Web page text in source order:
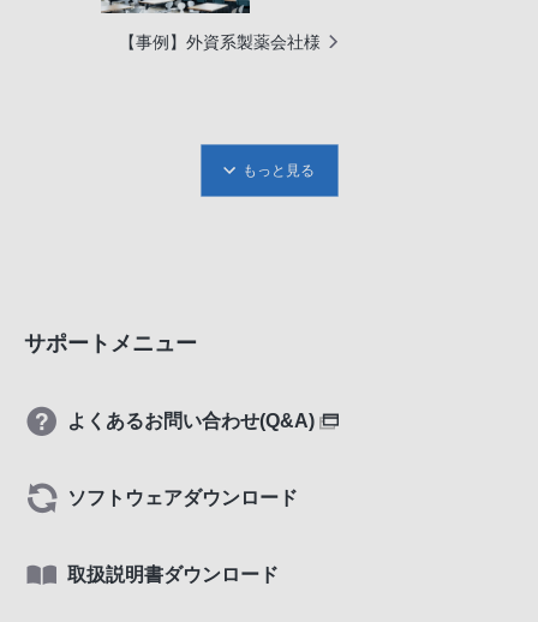
【事例】外資系製薬会社様
もっと見る
サポートメニュー
よくあるお問い合わせ(Q&A)
ソフトウェアダウンロード
取扱説明書ダウンロード